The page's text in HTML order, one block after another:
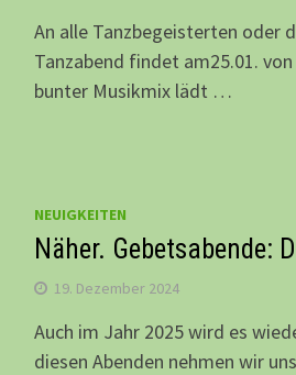
An alle Tanzbegeisterten oder
Tanzabend findet am25.01.
bunter Musikmix lädt …
NEUIGKEITEN
Näher. Gebetsabende:
19. Dezember 2024
Auch im Jahr 2025 wird es
diesen Abenden nehmen wir